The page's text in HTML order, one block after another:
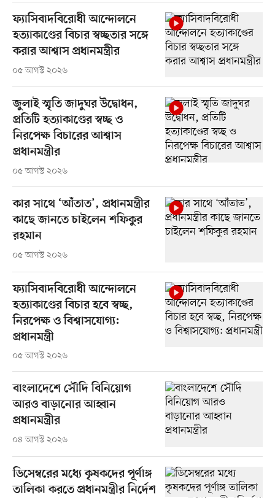
ফ্যাসিবাদবিরোধী আন্দোলনে
হত্যাকাণ্ডের বিচার স্বচ্ছতার সঙ্গে
করার আশ্বাস প্রধানমন্ত্রীর
০৫ আগস্ট ২০২৬
জুলাই স্মৃতি জাদুঘর উদ্বোধন,
প্রতিটি হত্যাকাণ্ডের স্বচ্ছ ও
নিরপেক্ষ বিচারের আশ্বাস
প্রধানমন্ত্রীর
০৫ আগস্ট ২০২৬
কার সাথে ‘আঁতাত’, প্রধানমন্ত্রীর
কাছে জানতে চাইলেন শফিকুর
রহমান
০৫ আগস্ট ২০২৬
ফ্যাসিবাদবিরোধী আন্দোলনে
হত্যাকাণ্ডের বিচার হবে স্বচ্ছ,
নিরপেক্ষ ও বিশ্বাসযোগ্য:
প্রধানমন্ত্রী
০৫ আগস্ট ২০২৬
বাংলাদেশে সৌদি বিনিয়োগ
আরও বাড়ানোর আহ্বান
প্রধানমন্ত্রীর
০৪ আগস্ট ২০২৬
ডিসেম্বরের মধ্যে কৃষকদের পূর্ণাঙ্গ
তালিকা করতে প্রধানমন্ত্রীর নির্দেশ